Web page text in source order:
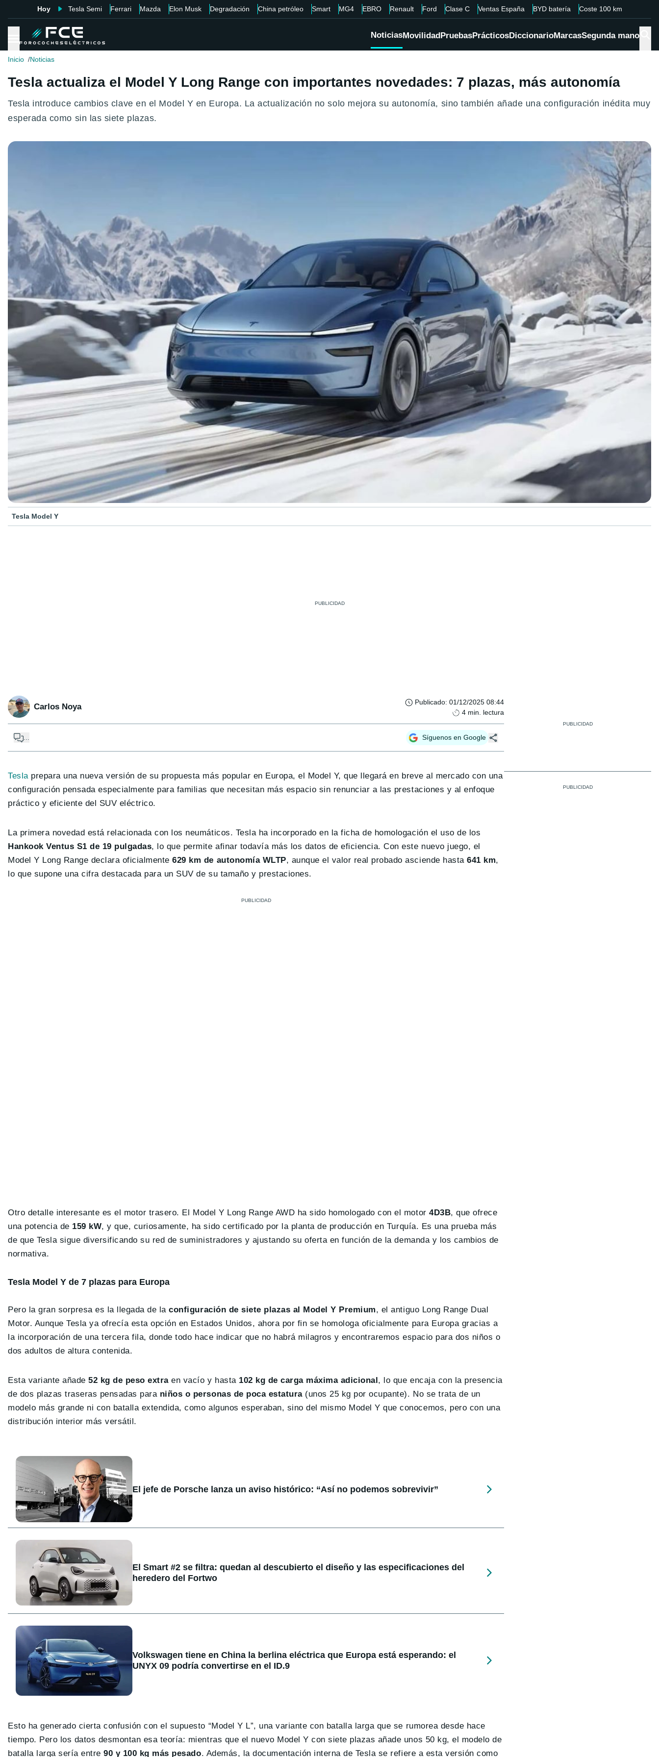
Hoy Tesla Semi Ferrari Mazda Elon Musk Degradación China petróleo Smart MG4 EBRO Renault Ford Clase C Ventas España BYD batería Coste 100 km
NoticiasMovilidadPruebasPrácticosDiccionarioMarcasSegunda mano
Inicio Noticias
Tesla actualiza el Model Y Long Range con importantes novedades: 7 plazas, más autonomía
Tesla introduce cambios clave en el Model Y en Europa. La actualización no solo mejora su autonomía, sino también añade una configuración inédita muy
esperada como sin las siete plazas.
Tesla Model Y
Carlos Noya Publicado: 01/12/2025 08:44
4 min. lectura
... Síguenos en Google
Teslaprepara una nueva versión de su propuesta más popular en Europa, el Model Y, que llegará en breve al mercado con una
configuración pensada especialmente para familias que necesitan más espacio sin renunciar a las prestaciones y al enfoque
práctico y eficiente del SUV eléctrico.
La primera novedad está relacionada con los neumáticos. Tesla ha incorporado en la ficha de homologación el uso de los
Hankook Ventus S1 de 19 pulgadas, lo que permite afinar todavía más los datos de eficiencia. Con este nuevo juego, el
Model Y Long Range declara oficialmente629 km de autonomía WLTP, aunque el valor real probado asciende hasta641 km,
lo que supone una cifra destacada para un SUV de su tamaño y prestaciones.
Otro detalle interesante es el motor trasero. El Model Y Long Range AWD ha sido homologado con el motor4D3B, que ofrece
una potencia de 159 kW, y que, curiosamente, ha sido certificado por la planta de producción en Turquía. Es una prueba más
de que Tesla sigue diversificando su red de suministradores y ajustando su oferta en función de la demanda y los cambios de
normativa.
Tesla Model Y de 7 plazas para Europa
Pero la gran sorpresa es la llegada de laconfiguración de siete plazas al Model Y Premium, el antiguo Long Range Dual
Motor. Aunque Tesla ya ofrecía esta opción en Estados Unidos, ahora por fin se homologa oficialmente para Europa gracias a
la incorporación de una tercera fila, donde todo hace indicar que no habrá milagros y encontraremos espacio para dos niños o
dos adultos de altura contenida.
Esta variante añade52 kg de peso extraen vacío y hasta 102 kg de carga máxima adicional , lo que encaja con la presencia
de dos plazas traseras pensadas para niños o personas de poca estatura(unos 25 kg por ocupante). No se trata de un
modelo más grande ni con batalla extendida, como algunos esperaban, sino del mismo Model Y que conocemos, pero con una
distribución interior más versátil.
El jefe de Porsche lanza un aviso histórico: “Así no podemos sobrevivir”
El Smart #2 se filtra: quedan al descubierto el diseño y las especificaciones del
heredero del Fortwo
Volkswagen tiene en China la berlina eléctrica que Europa está esperando: el
UNYX 09 podría convertirse en el ID.9
Esto ha generado cierta confusión con el supuesto “Model Y L”, una variante con batalla larga que se rumorea desde hace
tiempo. Pero los datos desmontan esa teoría: mientras que el nuevo Model Y con siete plazas añade unos 50 kg, el modelo de
batalla larga sería entre90 y 100 kg más pesado. Además, la documentación interna de Tesla se refiere a esta versión como